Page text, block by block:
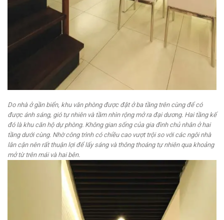
Do nhà ở gần biển, khu văn phòng được đặt ở ba tầng trên cùng để có
được ánh sáng, gió tự nhiên và tầm nhìn rộng mở ra đại dương. Hai tầng kế
đó là khu căn hộ dự phòng. Không gian sống của gia đình chủ nhân ở hai
tầng dưới cùng. Nhờ công trình có chiều cao vượt trội so với các ngôi nhà
lân cận nên rất thuận lợi để lấy sáng và thông thoáng tự nhiên qua khoảng
mở từ trên mái và hai bên.